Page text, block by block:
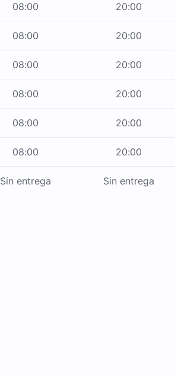
08:00 20:00
08:00 20:00
08:00 20:00
08:00 20:00
08:00 20:00
08:00 20:00
Sin entrega Sin entrega